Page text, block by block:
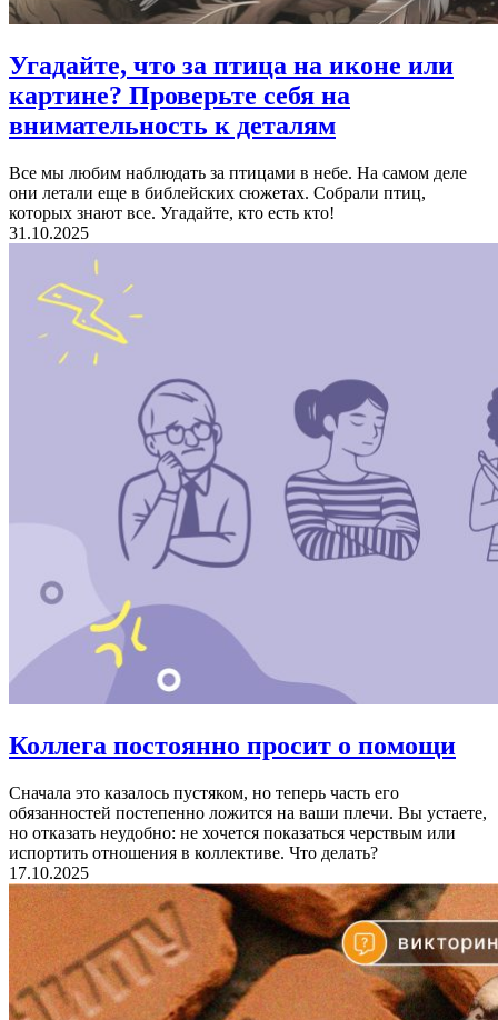
Угадайте, что за птица на иконе или
картине? Проверьте себя на
внимательность к деталям
Все мы любим наблюдать за птицами в небе. На самом деле
они летали еще в библейских сюжетах. Собрали птиц,
которых знают все. Угадайте, кто есть кто!
31.10.2025
Коллега постоянно просит о помощи
Сначала это казалось пустяком, но теперь часть его
обязанностей постепенно ложится на ваши плечи. Вы устаете,
но отказать неудобно: не хочется показаться черствым или
испортить отношения в коллективе. Что делать?
17.10.2025